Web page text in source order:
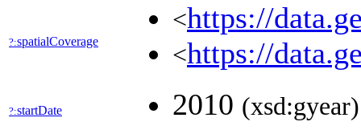
?:spatialCoverage
<https://
<https://
?:startDate 2010 (xsd:gyear)